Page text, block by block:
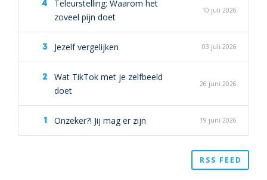
Teleurstelling: Waarom het
zoveel pijn doet
10 juli 2026
Jezelf vergelijken 03 juli 2026
Wat TikTok met je zelfbeeld
doet
26 juni 2026
Onzeker?! Jij mag er zijn 19 juni 2026
RSS FEED